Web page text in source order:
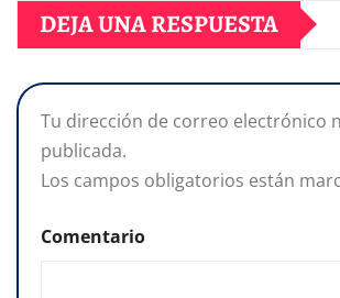
DEJA UNA RESPUESTA
Tu dirección de correo electrónico
publicada.
Los campos obligatorios están
Comentario